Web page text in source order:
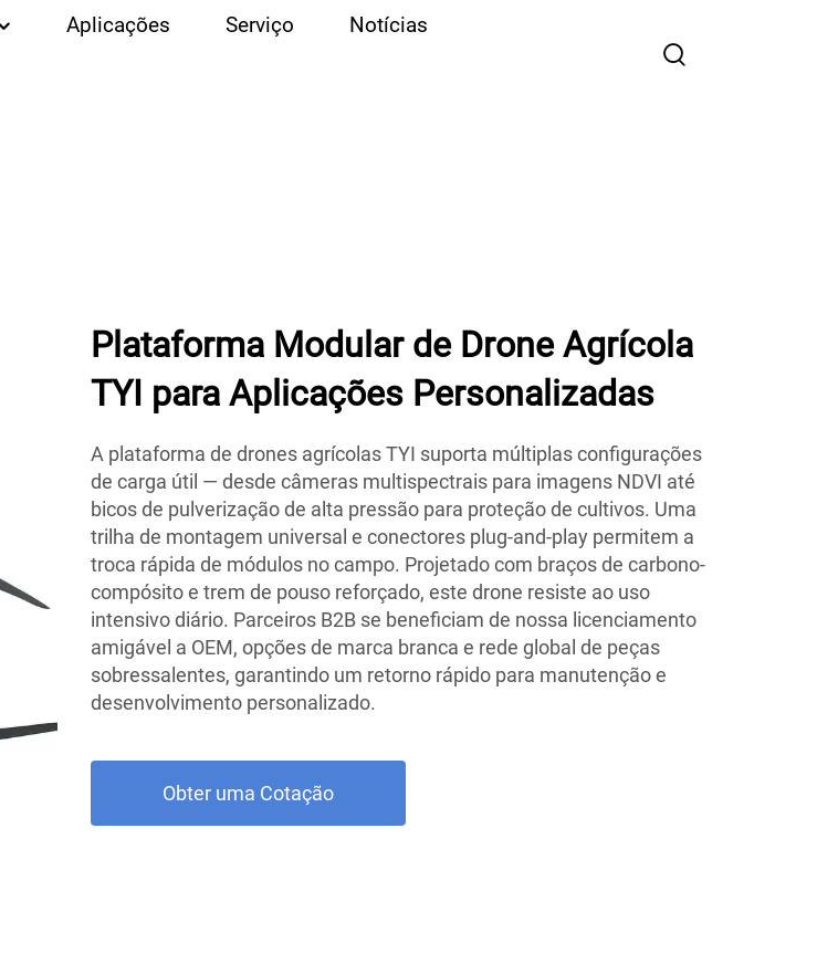
Aplicações Serviço Notícias
Plataforma Modular de Drone Agrícola
TYI para Aplicações Personalizadas
A plataforma de drones agrícolas TYI suporta múltiplas configurações
de carga útil — desde câmeras multispectrais para imagens NDVI até
bicos de pulverização de alta pressão para proteção de cultivos. Uma
trilha de montagem universal e conectores plug-and-play permitem a
troca rápida de módulos no campo. Projetado com braços de carbono-
compósito e trem de pouso reforçado, este drone resiste ao uso
intensivo diário. Parceiros B2B se beneficiam de nossa licenciamento
amigável a OEM, opções de marca branca e rede global de peças
sobressalentes, garantindo um retorno rápido para manutenção e
desenvolvimento personalizado.
Obter uma Cotação